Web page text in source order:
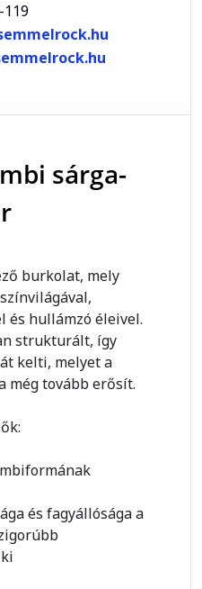
119
sárga-
burkolat, mely
és hullámzó éleivel.
strukturált, így
kelti, melyet a
még tovább erősít.
és fagyállósága a